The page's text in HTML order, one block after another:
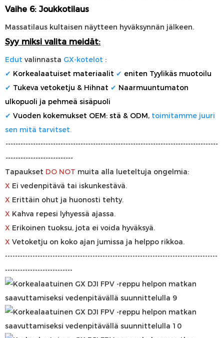
Vaihe 6: Joukkotilaus
Massatilaus kultaisen näytteen hyväksynnän jälkeen.
Syy miksi valita meidät:
Edut valinnasta GX-kotelot :
✔ Korkealaatuiset materiaalit ✔ eniten Tyylikäs muotoilu
✔ Tukeva vetoketju & Hihnat ✔ Naarmuuntumaton
ulkopuoli ja pehmeä sisäpuoli
✔ Vuoden kokemukset OEM: stä & ODM, toimitamme juuri
sen mitä tarvitset.
-------------------------------------------------------------------------------------
---------------------------
Tapaukset DO NOT muita alla lueteltuja ongelmia:
X Ei vedenpitävä tai iskunkestävä.
X Erittäin ohut ja huonosti tehty.
X Kahva repesi lyhyessä ajassa.
X Erikoinen tuoksu, jota ei voida hyväksyä.
X Vetoketju on koko ajan jumissa ja helppo rikkoa.
-------------------------------------------------------------------------------------
---------------------------